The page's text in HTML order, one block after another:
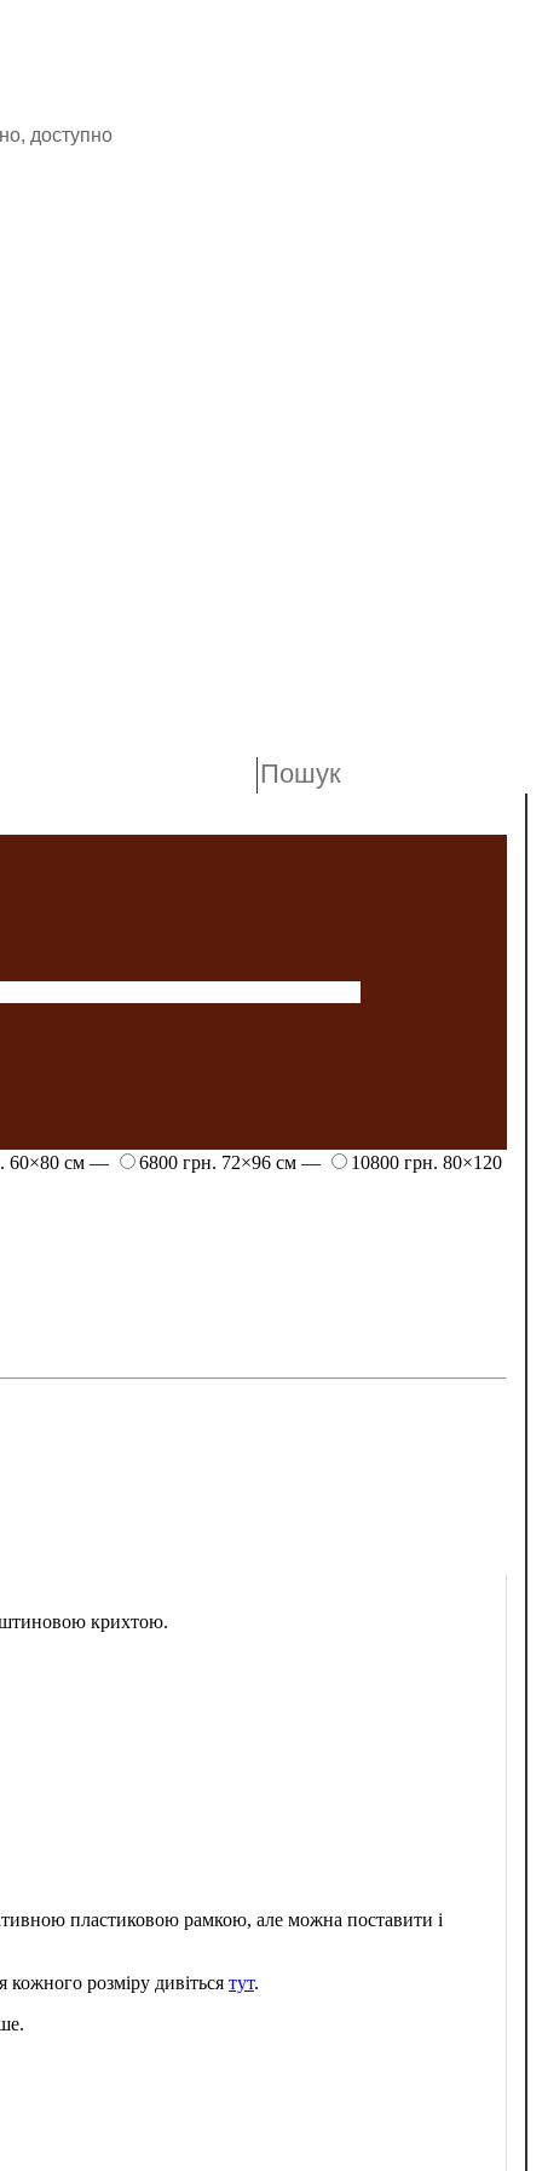
доступно
60×80 см — 6800 грн. 72×96 см — 10800 грн. 80×120
крихтою.
пластиковою рамкою, але можна поставити і
розміру дивіться тут.